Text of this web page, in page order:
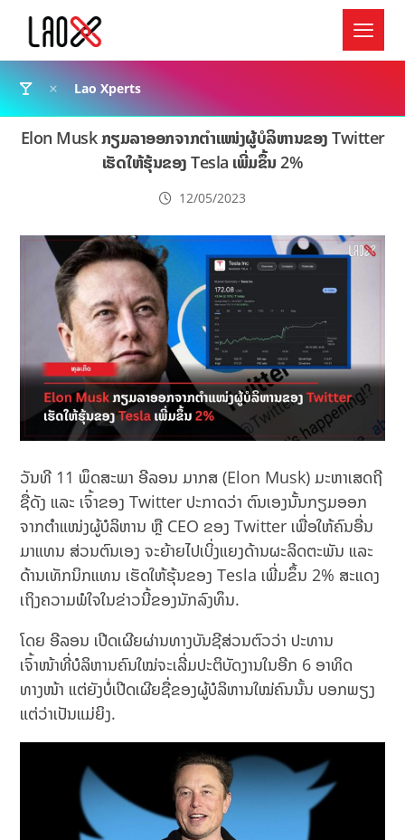
Lao Xperts
Elon Musk ກຽມລາອອກຈາກຕຳແໜ່ງຜູ້ບໍລິຫານຂອງ Twitter
ເຮັດໃຫ້ຮຸ້ນຂອງ Tesla ເພີ່ມຂຶ້ນ 2%
12/05/2023
ວັນທີ 11 ພຶດສະພາ ອີລອນ ມາກສ (Elon Musk) ມະຫາເສດຖີ
ຊື່ດັງ ແລະ ເຈົ້າຂອງ Twitter ປະກາດວ່າ ຕົນເອງນັ້ນກຽມອອກ
ຈາກຕໍາແໜ່ງຜູ້ບໍລິຫານ ຫຼື CEO ຂອງ Twitter ເພື່ອໃຫ້ຄົນອື່ນ
ມາແທນ ສ່ວນຕົນເອງ ຈະຍ້າຍໄປເບິ່ງແຍງດ້ານຜະລິດຕະພັນ ແລະ
ດ້ານເທັກນິກແທນ ເຮັດໃຫ້ຮຸ້ນຂອງ Tesla ເພີ່ມຂຶ້ນ 2% ສະແດງ
ເຖິງຄວາມພໍໃຈໃນຂ່າວນີ້ຂອງນັກລົງທຶນ.
ໂດຍ ອີລອນ ເປີດເຜີຍຜ່ານທາງບັນຊີສ່ວນຕົວວ່າ ປະທານ
ເຈົ້າໜ້າທີ່ບໍລິຫານຄົນໃໝ່ຈະເລີ່ມປະຕິບັດງານໃນອີກ 6 ອາທິດ
ທາງໜ້າ ແຕ່ຍັງບໍ່ເປີດເຜີຍຊື່ຂອງຜູ້ບໍລິຫານໃໝ່ຄົນນັ້ນ ບອກພຽງ
ແຕ່ວ່າເປັນແມ່ຍິງ.